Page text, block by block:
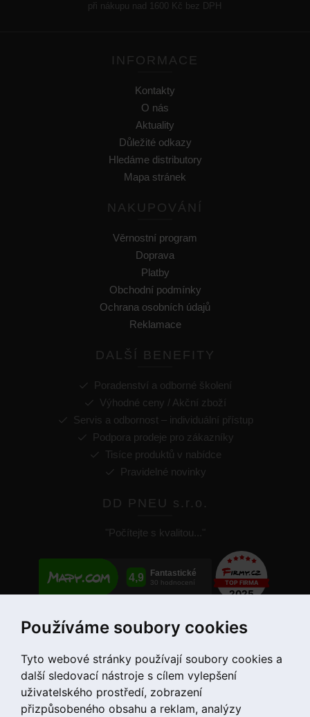
Používáme soubory cookies
Tyto webové stránky používají soubory cookies a
další sledovací nástroje s cílem vylepšení
uživatelského prostředí, zobrazení
přizpůsobeného obsahu a reklam, analýzy
při nákupu nad 1600 Kč bez DPH
INFORMACE
Kontakty
O nás
Aktuality
Důležité odkazy
Hledáme distributory
Mapa stránek
NAKUPOVÁNÍ
Věrnostní program
Doprava
Platby
Obchodní podmínky
Ochrana osobních údajů
Reklamace
DALŠÍ BENEFITY
Poradenství a odborné školení
Výhodné ceny / Akční zboží
Servis a odbornost – individuální přístup
Podpora prodeje pro zákazníky
Tisíce produktů v nabídce
Pravidelné novinky
DD PNEU s.r.o.
"Počítejte s kvalitou..."
+420 775 55 66 99